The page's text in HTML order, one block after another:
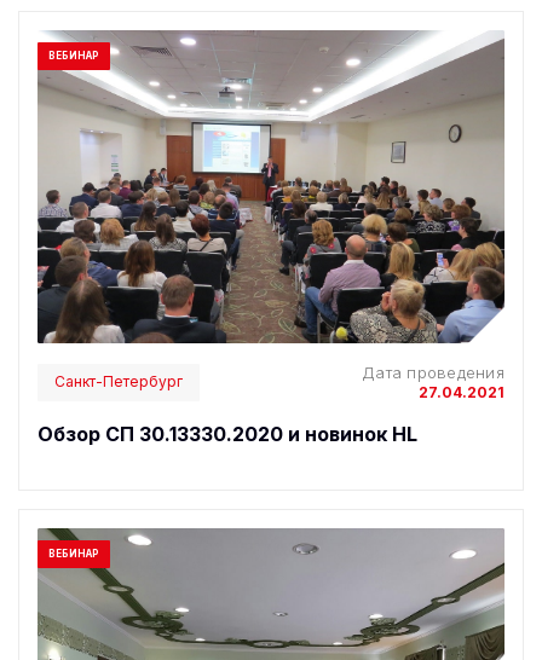
ВЕБИНАР
Санкт-Петербург Дата проведения
27.04.2021
Обзор СП 30.13330.2020 и новинок HL
ВЕБИНАР